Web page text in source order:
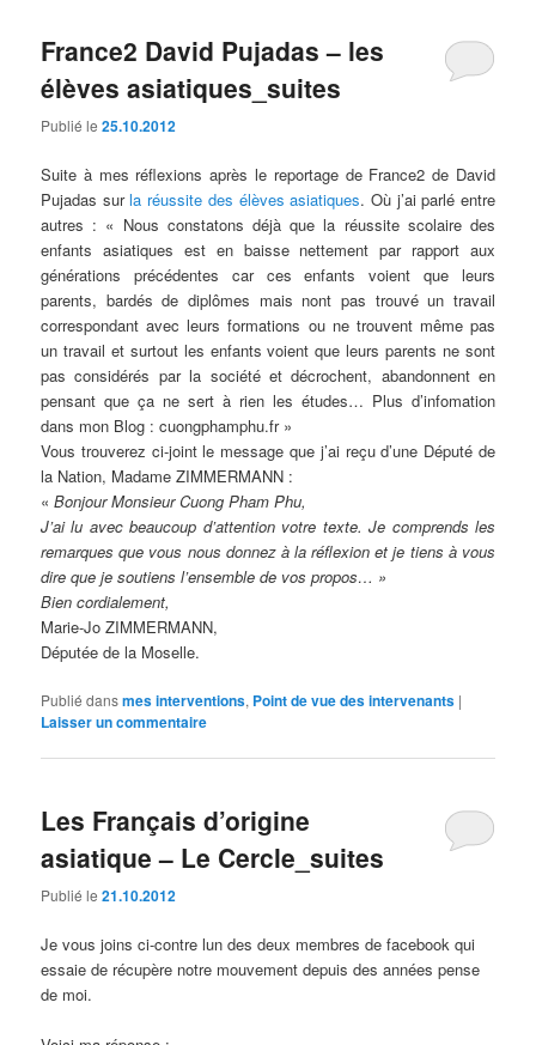
France2 David Pujadas – les
élèves asiatiques_suites
Publié le25.10.2012
Suite à mes réflexions après le reportage de France2 de David
Pujadas surla réussite des élèves asiatiques. Où j’ai parlé entre
autres : « Nous constatons déjà que la réussite scolaire des
enfants asiatiques est en baisse nettement par rapport aux
générations précédentes car ces enfants voient que leurs
parents, bardés de diplômes mais nont pas trouvé un travail
correspondant avec leurs formations ou ne trouvent même pas
un travail et surtout les enfants voient que leurs parents ne sont
pas considérés par la société et décrochent, abandonnent en
pensant que ça ne sert à rien les études… Plus d’infomation
dans mon Blog : cuongphamphu.fr »
Vous trouverez ci-joint le message que j’ai reçu d’une Député de
la Nation, Madame ZIMMERMANN :
«Bonjour Monsieur Cuong Pham Phu,
J’ai lu avec beaucoup d’attention votre texte. Je comprends les
remarques que vous nous donnez à la réflexion et je tiens à vous
dire que je soutiens l’ensemble de vos propos… »
Bien cordialement,
Marie-Jo ZIMMERMANN,
Députée de la Moselle.
Publié dansmes interventions, Point de vue des intervenants |
Laisser un commentaire
Les Français d’origine
asiatique – Le Cercle_suites
Publié le21.10.2012
Je vous joins ci-contre lun des deux membres de facebook qui
essaie de récupère notre mouvement depuis des années pense
de moi.